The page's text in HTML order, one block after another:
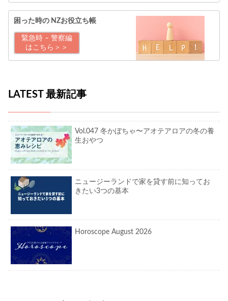
困った時の NZお役立ち帳
緊急時 – 警察編
はこちら＞＞
LATEST 最新記事
Vol.047 冬かぼちゃ〜アオテアロアの冬の養
生おやつ
ニュージーランドで家を貸す前に知ってお
きたい3つの基本
Horoscope August 2026